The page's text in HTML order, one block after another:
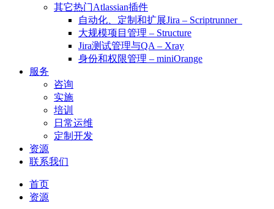
其它热门Atlassian插件
自动化、定制和扩展Jira – Scriptrunner
大规模项目管理 – Structure
Jira测试管理与QA – Xray
身份和权限管理 – miniOrange
服务
咨询
实施
培训
日常运维
定制开发
资源
联系我们
首页
资源